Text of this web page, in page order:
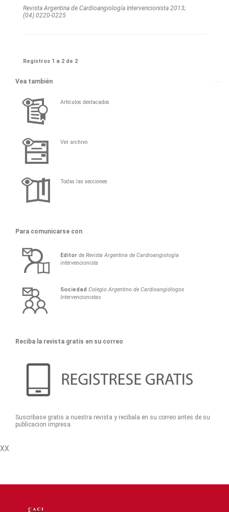
Revista Argentina de Cardioangiologí­a Intervencionista 2013;
(04):0220-0225
Registros 1 a 2 de 2
Vea también
Artículos destacados
Ver archivo
Todas las secciones
Para comunicarse con
Editor deRevista Argentina de Cardioangiología
intervencionista
Sociedad Colegio Argentino de Cardioangiólogos
Intervencionistas
Reciba la revista gratis en su correo
Suscribase gratis a nuestra revista y recibala en su correo antes de su
publicacion impresa.
XX